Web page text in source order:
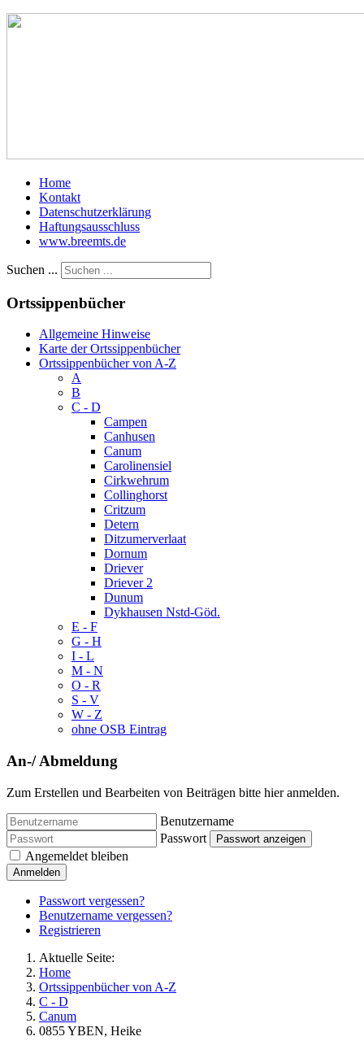
Home
Kontakt
Datenschutzerklärung
Haftungsausschluss
www.breemts.de
Suchen ...
Ortssippenbücher
Allgemeine Hinweise
Karte der Ortssippenbücher
Ortssippenbücher von A-Z
A
B
C - D
Campen
Canhusen
Canum
Carolinensiel
Cirkwehrum
Collinghorst
Critzum
Detern
Ditzumerverlaat
Dornum
Driever
Driever 2
Dunum
Dykhausen Nstd-Göd.
E - F
G - H
I - L
M - N
O - R
S - V
W - Z
ohne OSB Eintrag
An-/ Abmeldung
Zum Erstellen und Bearbeiten von Beiträgen bitte hier anmelden.
Benutzername
Passwort
Passwort anzeigen
Angemeldet bleiben
Anmelden
Passwort vergessen?
Benutzername vergessen?
Registrieren
Aktuelle Seite:
Home
Ortssippenbücher von A-Z
C - D
Canum
0855 YBEN, Heike